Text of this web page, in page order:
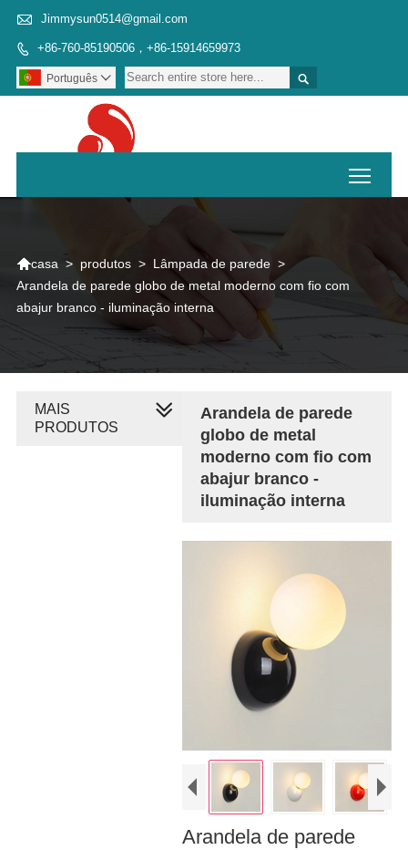
 Jimmysun0514@gmail.com
 +86-760-85190506，+86-15914659973

Português 
casa > produtos > Lâmpada de parede >
Arandela de parede globo de metal moderno com fio com
abajur branco - iluminação interna
Arandela de parede
globo de metal
moderno com fio com
abajur branco -
iluminação interna
Arandela de parede
MAIS
PRODUTOS